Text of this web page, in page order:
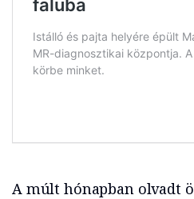
A múlt hónapban olvadt